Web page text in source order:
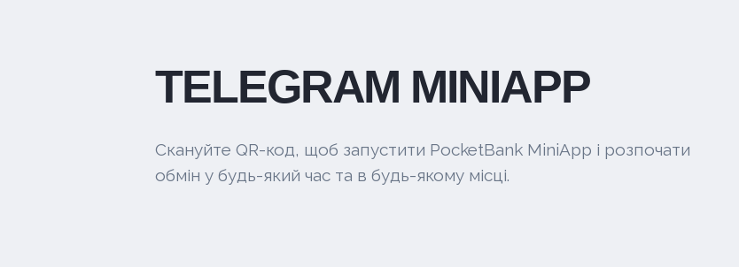
TELEGRAM MINIAPP
Скануйте QR-код, щоб запустити PocketBank MiniApp і розпочати
обмін у будь-який час та в будь-якому місці.